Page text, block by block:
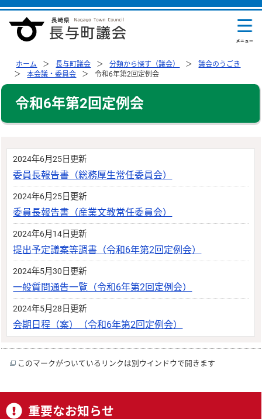
ホーム 長与町議会 分類から探す（議会）
議会のうごき
本会議・委員会
令和6年第2回定例会
令和6年第2回定例会
2024年6月25日更新
委員長報告書（総務厚生常任委員会）
2024年6月25日更新
委員長報告書（産業文教常任委員会）
2024年6月14日更新
提出予定議案等調書（令和6年第2回定例会）
2024年5月30日更新
一般質問通告一覧（令和6年第2回定例会）
2024年5月28日更新
会期日程（案）（令和6年第2回定例会）
このマークがついているリンクは別ウインドウで開きます
重要なお知らせ